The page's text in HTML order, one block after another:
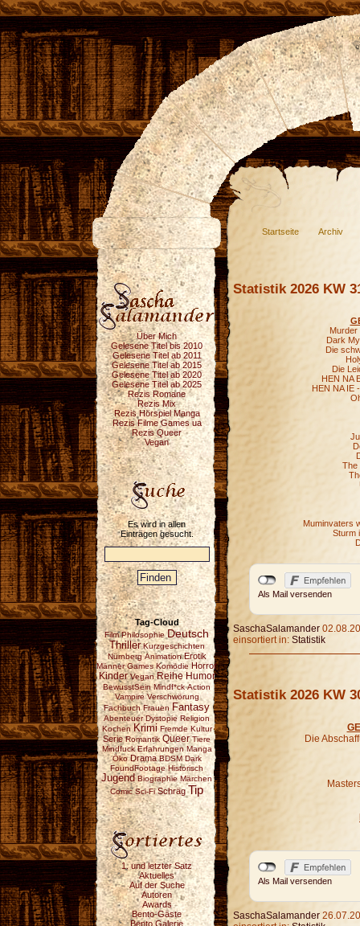
Startseite Archiv
Über Mich
Gelesene Titel bis 2010
Gelesene Titel ab 2011
Gelesene Titel ab 2015
Gelesene Titel ab 2020
Gelesene Titel ab 2025
Rezis Romane
Rezis Mix
Rezis Hörspiel Manga
Rezis Filme Games ua
Rezis Queer
Vegan
Es wird in allen
Einträgen gesucht.
Tag-Cloud
Film Philosophie Deutsch
Thriller Kurzgeschichten
Nürnberg Animation Erotik
Männer Games Komödie Horror
Kinder Vegan Reihe Humor
BewusstSein Mindf*ck Action
Vampire Verschwörung
Fachbuch Frauen Fantasy
Abenteuer Dystopie Religion
Kochen Krimi Fremde Kultur
Serie Romantik Queer Tiere
Mindfuck Erfahrungen Manga
Öko Drama BDSM Dark
FoundFootage Historisch
Jugend Biographie Märchen
Comic Sci-Fi Schräg Tip
1. und letzter Satz
Aktuelles
Auf der Suche
Autoren
Awards
Bento-Gäste
Bento Galerie
Statistik 2026 KW
Murder
Dark
Die
Die
HEN NA
HEN NA IE
The
Muminvaters
Sturm
Als Mail versenden
SaschaSalamander
einsortiert in: Statistik
Statistik 2026 KW
Die
Als Mail versenden
SaschaSalamander